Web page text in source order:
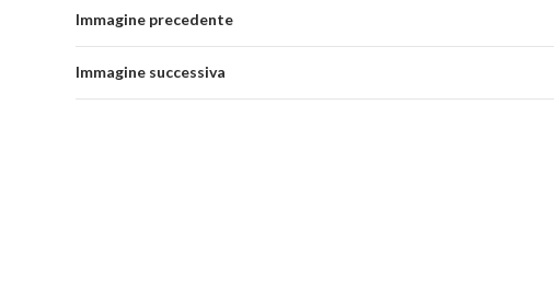
Immagine precedente
Immagine successiva